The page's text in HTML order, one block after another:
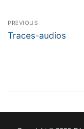
Navigation
de
PREVIOUS
Previous
Traces-audios